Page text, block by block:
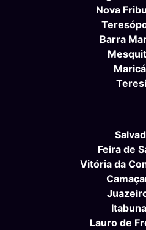
Nova
Barra
Feira de
Vitória da
Lauro de